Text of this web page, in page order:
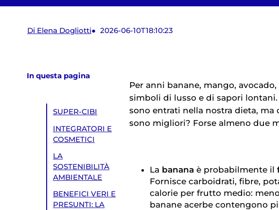
Di Elena Dogliotti 2026-06-10T18:10:23
In questa pagina
SUPER-CIBI
INTEGRATORI E
COSMETICI
LA
SOSTENIBILITÀ
AMBIENTALE
BENEFICI VERI E
PRESUNTI: LA
Per anni banane, mango,
simboli di lusso e di sapori
sono entrati nella nostra dieta,
sono migliori? Forse almeno due
La banana è probabilmente il
Fornisce carboidrati, fibre,
calorie per frutto medio:
banane acerbe contengono